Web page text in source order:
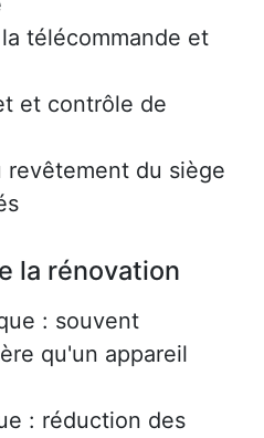
télécommande et
et contrôle de
revêtement du siège
la rénovation
: souvent
qu'un appareil
: réduction des